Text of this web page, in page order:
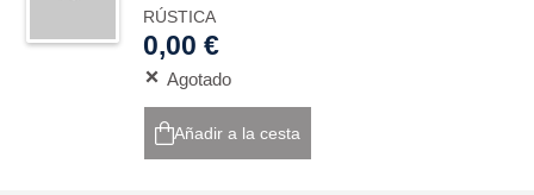
RÚSTICA
0,00 €
Agotado
Añadir a la cesta